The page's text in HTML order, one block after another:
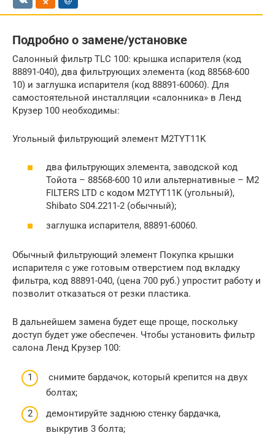
Подробно о замене/установке
Салонный фильтр TLC 100: крышка испарителя (код
88891-040), два фильтрующих элемента (код 88568-600
10) и заглушка испарителя (код 88891-60060). Для
самостоятельной инсталляции «салонника» в Ленд
Крузер 100 необходимы:
Угольный фильтрующий элемент M2TYT11K
два фильтрующих элемента, заводской код
Тойота – 88568-600 10 или альтернативные – M2
FILTERS LTD с кодом M2TYT11K (угольный),
Shibato S04.2211-2 (обычный);
заглушка испарителя, 88891-60060.
Обычный фильтрующий элемент Покупка крышки
испарителя с уже готовым отверстием под вкладку
фильтра, код 88891-040, (цена 700 руб.) упростит работу и
позволит отказаться от резки пластика.
В дальнейшем замена будет еще проще, поскольку
доступ будет уже обеспечен. Чтобы установить фильтр
салона Ленд Крузер 100:
снимите бардачок, который крепится на двух
болтах;
демонтируйте заднюю стенку бардачка,
выкрутив 3 болта;